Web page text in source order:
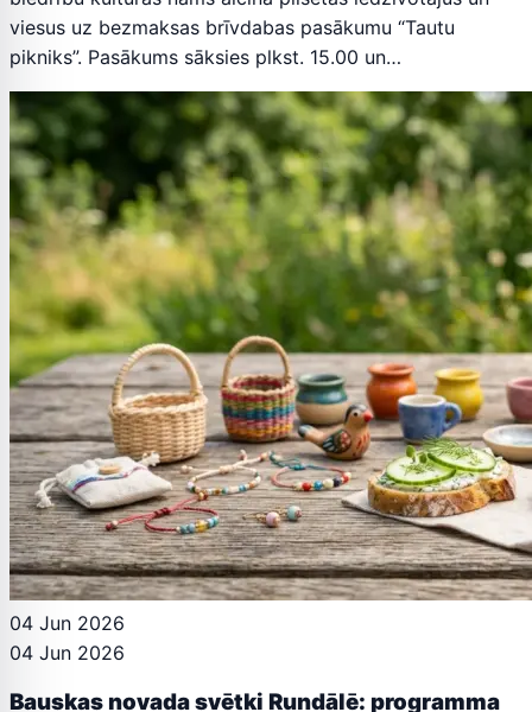
viesus uz bezmaksas brīvdabas pasākumu “Tautu
pikniks”. Pasākums sāksies plkst. 15.00 un…
04 Jun 2026
04 Jun 2026
Bauskas novada svētki Rundālē: programma